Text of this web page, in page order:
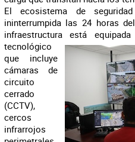
El ecosistema de
ininterrumpida las 24 horas
infraestructura está
tecnológico
que incluye
cámaras de
circuito
cerrado
(CCTV),
cercos
infrarrojos